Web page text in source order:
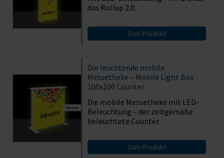
das Rollup 2.0.
Zum Produkt
Die leuchtende mobile
Messetheke – Mobile Light Box
100x100 Counter
Die mobile Messetheke mit LED-
Beleuchtung – der zeitgemäße
beleuchtete Counter.
Zum Produkt